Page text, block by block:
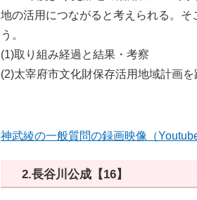
地の活用につながると考えられる。
う。
(1)取り組み経過と結果・考察
(2)太宰府市文化財保存活用地域計画
神武綾の一般質問の録画映像（Youtube
2.長谷川公成【16】